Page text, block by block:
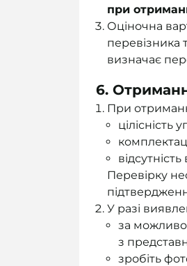
при
Оціночна
перевізника
визначає
6.
При
цілісність
Перевірку
У разі
за
з
зробіть